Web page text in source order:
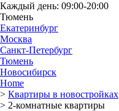
Каждый день: 09:00-20:00
Тюмень
Екатеринбург
Москва
Санкт-Петербург
Тюмень
Новосибирск
Home
> Квартиры в новостройках
> 2-комнатные квартиры